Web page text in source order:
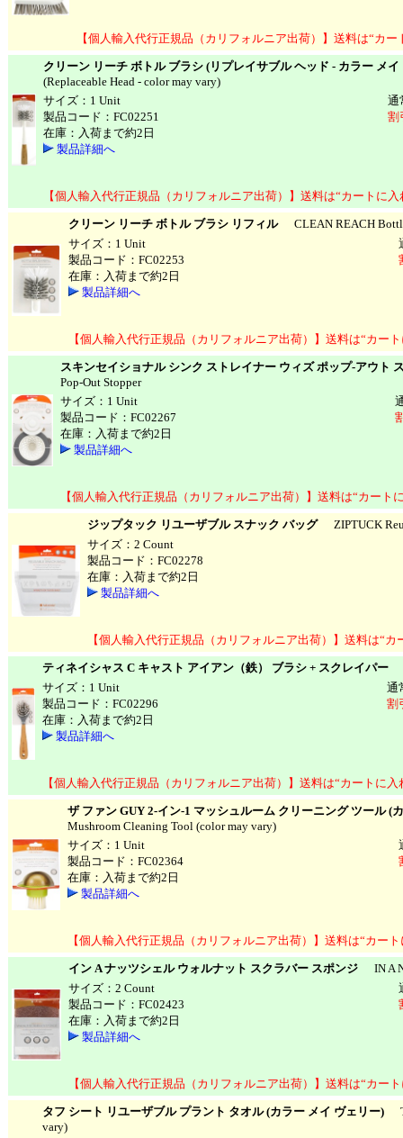
【個人輸入代行正規品（カリフォルニア出荷）】送料は“カ
クリーン リーチ ボトル ブラシ (リプレイサブル ヘッド - カラー メイ
(Replaceable Head - color may vary)
サイズ：1 Unit
製品コード：FC02251
在庫：入荷まで約2日
製品詳細へ
通
割
【個人輸入代行正規品（カリフォルニア出荷）】送料は“カートに
クリーン リーチ ボトル ブラシ リフィルCLEAN REACH
サイズ：1 Unit
製品コード：FC02253
在庫：入荷まで約2日
製品詳細へ
【個人輸入代行正規品（カリフォルニア出荷）】送料は“カー
スキンセイショナル シンク ストレイナー ウィズ ポップ-アウト
Pop-Out Stopper
サイズ：1 Unit
製品コード：FC02267
在庫：入荷まで約2日
製品詳細へ
【個人輸入代行正規品（カリフォルニア出荷）】送料は“カート
ジップタック リユーザブル スナック バッグZIPTUCK
サイズ：2 Count
製品コード：FC02278
在庫：入荷まで約2日
製品詳細へ
【個人輸入代行正規品（カリフォルニア出荷）】送料は“
ティネイシャス C キャスト アイアン（鉄） ブラシ + スクレイパー
サイズ：1 Unit
製品コード：FC02296
在庫：入荷まで約2日
製品詳細へ
通
割
【個人輸入代行正規品（カリフォルニア出荷）】送料は“カートに
ザ ファン GUY 2-イン-1 マッシュルーム クリーニング ツール (
Mushroom Cleaning Tool (color may vary)
サイズ：1 Unit
製品コード：FC02364
在庫：入荷まで約2日
製品詳細へ
【個人輸入代行正規品（カリフォルニア出荷）】送料は“カー
イン A ナッツシェル ウォルナット スクラバー スポンジ IN A
サイズ：2 Count
製品コード：FC02423
在庫：入荷まで約2日
製品詳細へ
【個人輸入代行正規品（カリフォルニア出荷）】送料は“カー
タフ シート リユーザブル プラント タオル (カラー メイ ヴェリー)
vary)